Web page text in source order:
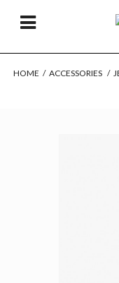
HOME / ACCESSORIES /